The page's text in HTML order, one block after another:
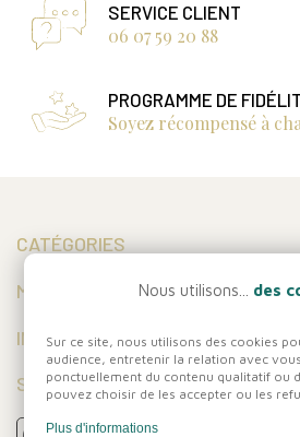
SERVICE CLIENT
06 07 59 20 88
PROGRAMME DE
Soyez récompensé à
CATÉGORIES
MON COMPTE
INFORMATIONS
SUIVEZ-NOUS
Nous utilisons... des
Sur ce site, nous utilisons des cookies
audience, entretenir la relation avec
ponctuellement du contenu qualitatif ou
pouvez choisir de les accepter ou les
Plus d'informations